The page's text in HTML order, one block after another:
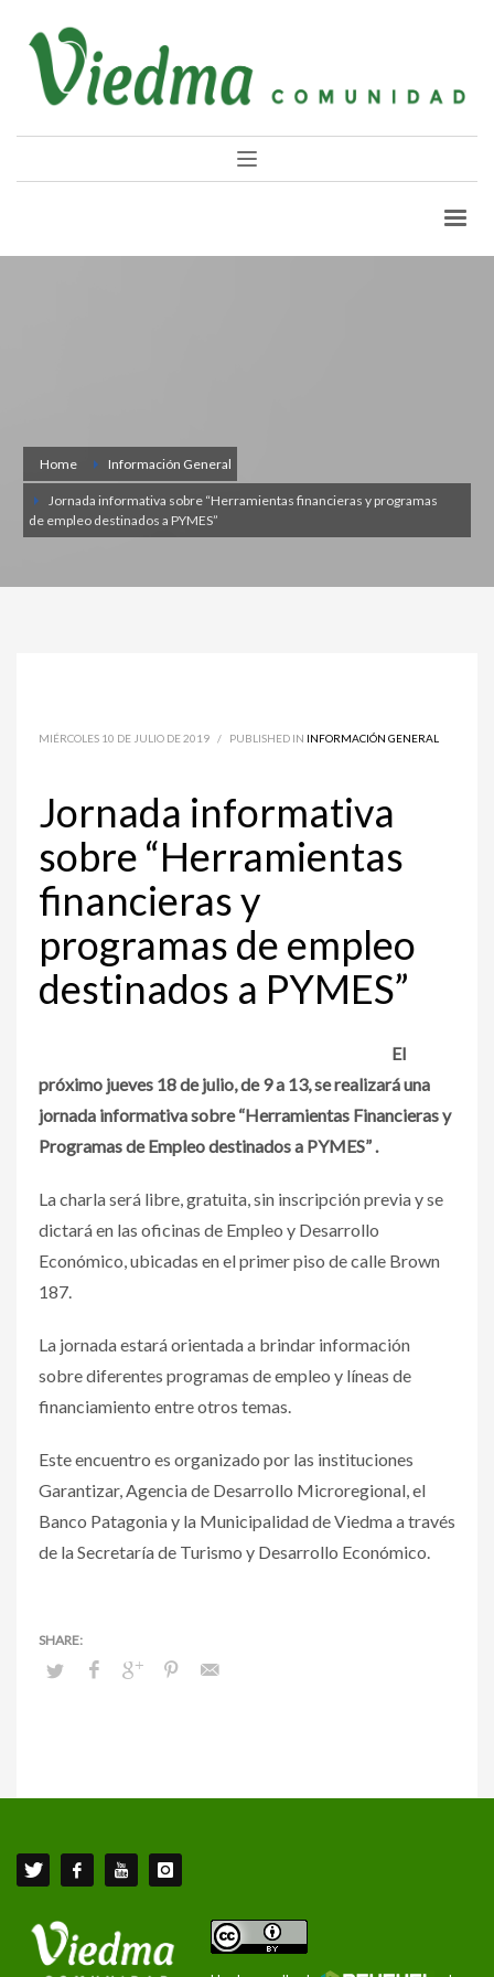
Home Información General
Jornada informativa sobre “Herramientas financieras y programas
de empleo destinados a PYMES”
MIÉRCOLES 10 DE JULIO DE 2019 / PUBLISHED IN INFORMACIÓN GENERAL
Jornada informativa
sobre “Herramientas
financieras y
programas de empleo
destinados a PYMES”
El
próximo jueves 18 de julio, de 9 a 13, se realizará una
jornada informativa sobre “Herramientas Financieras y
Programas de Empleo destinados a PYMES” .
La charla será libre, gratuita, sin inscripción previa y se
dictará en las oficinas de Empleo y Desarrollo
Económico, ubicadas en el primer piso de calle Brown
187.
La jornada estará orientada a brindar información
sobre diferentes programas de empleo y líneas de
financiamiento entre otros temas.
Este encuentro es organizado por las instituciones
Garantizar, Agencia de Desarrollo Microregional, el
Banco Patagonia y la Municipalidad de Viedma a través
de la Secretaría de Turismo y Desarrollo Económico.